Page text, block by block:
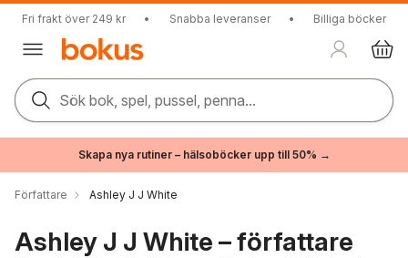
Fri frakt över 249 kr • Snabba leveranser • Billiga böcker
Sök bok, spel, pussel, penna...
Skapa nya rutiner – hälsoböcker upp till 50% →
Författare Ashley J J White
Ashley J J White – författare